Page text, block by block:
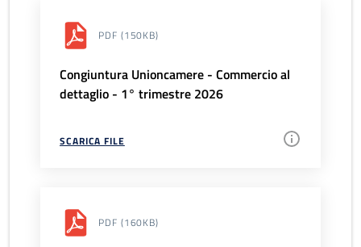
PDF (150KB)
Congiuntura Unioncamere - Commercio al
dettaglio - 1° trimestre 2026
SCARICA FILE
PDF (160KB)